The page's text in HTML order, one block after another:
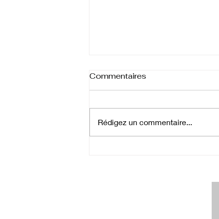
Commentaires
Rédigez un commentaire...